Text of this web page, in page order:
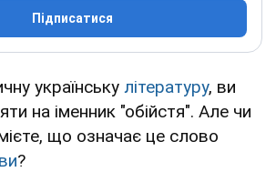
Підписатися
українську літературу, ви
на іменник "обійстя". Але чи
що означає це слово
?